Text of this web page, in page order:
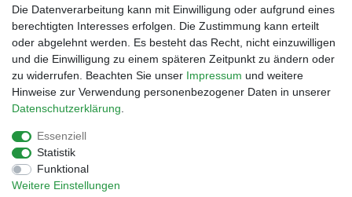
Impressum
Barrierefreiheitserklärung
Die Datenverarbeitung kann mit Einwilligung oder aufgrund eines
berechtigten Interesses erfolgen. Die Zustimmung kann erteilt
oder abgelehnt werden. Es besteht das Recht, nicht einzuwilligen
und die Einwilligung zu einem späteren Zeitpunkt zu ändern oder
zu widerrufen. Beachten Sie unser Impressum und weitere
Hinweise zur Verwendung personenbezogener Daten in unserer
Daten­schutz­erklärung
Essenziell
Statistik
Funktional
Weitere Einstellungen